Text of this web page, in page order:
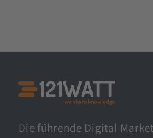
Die führende Digital